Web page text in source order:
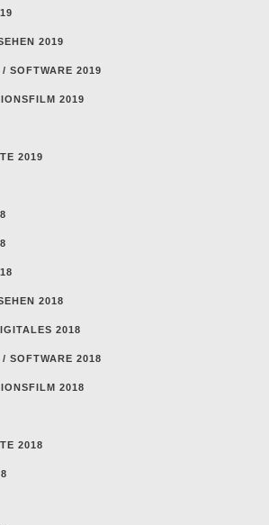
2019
SOFTWARE 2019
2019
2019
2018
2018
SOFTWARE 2018
2018
2018